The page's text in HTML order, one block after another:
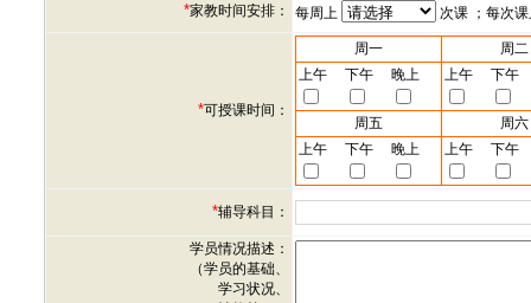
*家教时间安排： 每周上 次课 ；每次
*可授课时间：
周一
周二
上午
下午 晚上 上午 下午
周五
周六
上午
下午 晚上 上午 下午
*辅导科目：
学员情况描述：
（学员的基础、
学习状况、